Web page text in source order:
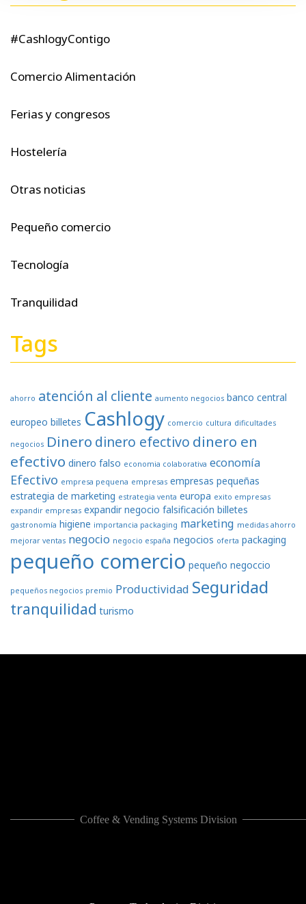
#CashlogyContigo
Comercio Alimentación
Ferias y congresos
Hostelería
Otras noticias
Pequeño comercio
Tecnología
Tranquilidad
Tags
ahorro atención al cliente aumento negocios banco central
europeo billetes Cashlogy comercio cultura dificultades
negocios Dinero dinero efectivo dinero en
efectivo dinero falso economia colaborativa economía
Efectivo empresa pequena empresas empresas pequeñas
estrategia de marketing estrategia venta europa exito empresas
expandir empresas expandir negocio falsificación billetes
gastronomía higiene importancia packaging marketing medidas ahorro
mejorar ventas negocio negocio españa negocios oferta packaging
pequeño comercio pequeño negoccio
pequeños negocios premio Productividad Seguridad
tranquilidad turismo
Coffee & Vending Systems Division